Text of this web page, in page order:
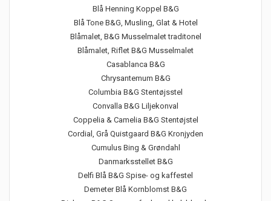
Blå Henning Koppel B&G
Blå Tone B&G, Musling, Glat & Hotel
Blåmalet, B&G Musselmalet traditonel
Blåmalet, Riflet B&G Musselmalet
Casablanca B&G
Chrysantemum B&G
Columbia B&G Stentøjsstel
Convalla B&G Liljekonval
Coppelia & Camelia B&G Stentøjstel
Cordial, Grå Quistgaard B&G Kronjyden
Cumulus Bing & Grøndahl
Danmarksstellet B&G
Delfi Blå B&G Spise- og kaffestel
Demeter Blå Kornblomst B&G